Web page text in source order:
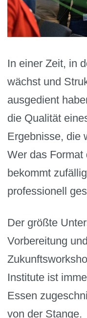
In einer Zeit, in
wächst und
ausgedient
die Qualität
Ergebnisse, die
Wer das Format
bekommt
professionell
Der größte
Vorbereitung
Institute ist
Essen
von der Stange.